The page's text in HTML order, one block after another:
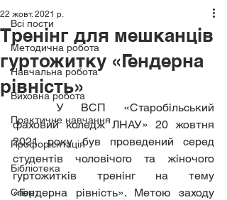
Всі пости
Методична робота
Навчальна робота
Виховна робота
Практичне навчання
Профорієнтація
Бібліотека
Спорт
Тренінг для мешканців
гуртожитку «Гендерна
рівність»
22 жовт. 2021 р.
фаховий коледж ЛНАУ» 20 жовтня
2021 року був проведений серед
студентів чоловічого та жіночого
гуртожитків тренінг на тему
«Гендерна рівність». Метою заходу